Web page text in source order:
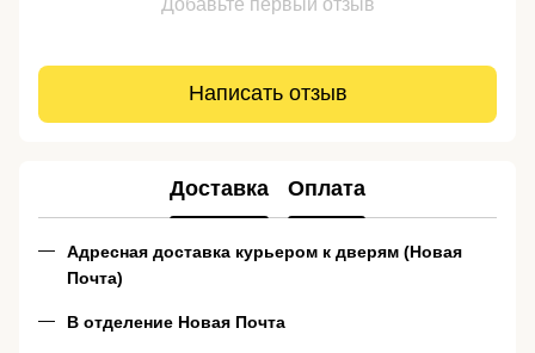
Написать отзыв
Доставка Оплата
Адресная доставка курьером к дверям (Новая
Почта)
В отделение Новая Почта